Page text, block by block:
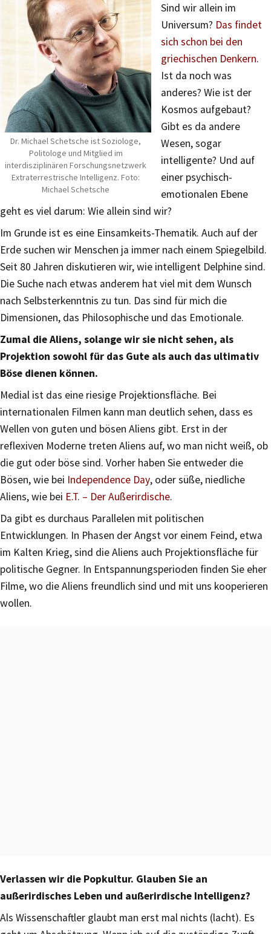
Dr. Michael Schetsche ist Soziologe,
Politologe und Mitglied im
interdisziplinären Forschungsnetzwerk
Extraterrestrische Intelligenz. Foto:
Michael Schetsche
Sind wir allein im
Universum? Das findet
sich schon bei den
griechischen Denkern.
Ist da noch was
anderes? Wie ist der
Kosmos aufgebaut?
Gibt es da andere
Wesen, sogar
intelligente? Und auf
einer psychisch-
emotionalen Ebene
geht es viel darum: Wie allein sind wir?
Im Grunde ist es eine Einsamkeits-Thematik. Auch auf der
Erde suchen wir Menschen ja immer nach einem Spiegelbild.
Seit 80 Jahren diskutieren wir, wie intelligent Delphine sind.
Die Suche nach etwas anderem hat viel mit dem Wunsch
nach Selbsterkenntnis zu tun. Das sind für mich die
Dimensionen, das Philosophische und das Emotionale.
Zumal die Aliens, solange wir sie nicht sehen, als
Projektion sowohl für das Gute als auch das ultimativ
Böse dienen können.
Medial ist das eine riesige Projektionsfläche. Bei
internationalen Filmen kann man deutlich sehen, dass es
Wellen von guten und bösen Aliens gibt. Erst in der
reflexiven Moderne treten Aliens auf, wo man nicht weiß, ob
die gut oder böse sind. Vorher haben Sie entweder die
Bösen, wie bei Independence Day, oder süße, niedliche
Aliens, wie bei E.T. – Der Außerirdische.
Da gibt es durchaus Parallelen mit politischen
Entwicklungen. In Phasen der Angst vor einem Feind, etwa
im Kalten Krieg, sind die Aliens auch Projektionsfläche für
politische Gegner. In Entspannungsperioden finden Sie eher
Filme, wo die Aliens freundlich sind und mit uns kooperieren
wollen.
Verlassen wir die Popkultur. Glauben Sie an
außerirdisches Leben und außerirdische Intelligenz?
Als Wissenschaftler glaubt man erst mal nichts (lacht). Es